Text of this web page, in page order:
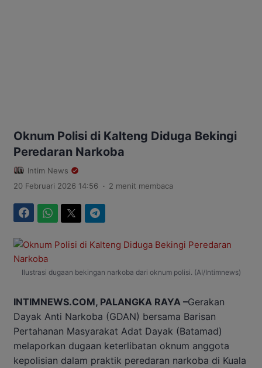
Oknum Polisi di Kalteng Diduga Bekingi
Peredaran Narkoba
Intim News
20 Februari 2026 14:56 . 2 menit membaca
Ilustrasi dugaan bekingan narkoba dari oknum polisi. (AI/Intimnews)
INTIMNEWS.COM, PALANGKA RAYA –Gerakan
Dayak Anti Narkoba (GDAN) bersama Barisan
Pertahanan Masyarakat Adat Dayak (Batamad)
melaporkan dugaan keterlibatan oknum anggota
kepolisian dalam praktik peredaran narkoba di Kuala